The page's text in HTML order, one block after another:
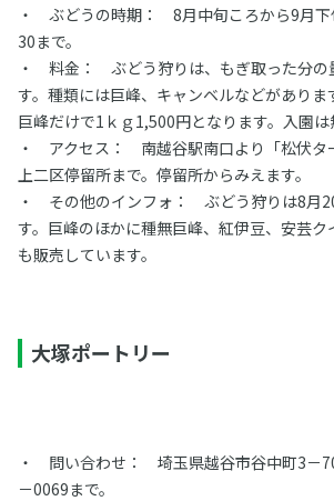
・ ぶどうの時期： 8月中旬ころから9月下
30まで。
・ 料金： ぶどう狩りは、もぎ取った分の
す。種類には巨峰、キャンベルなどがあり
巨峰だけで1ｋｇ1,500円となります。入園は
・ アクセス： 南越谷駅南口より「松伏タ
上二区停留所まで。停留所からみえます。
・ その他のインフォ： ぶどう狩りは8月
す。巨峰のほかに種無巨峰、紅伊豆、安芸ク
も販売しています。
大塚ポートリー
・ 問い合わせ： 埼玉県越谷市谷中町3－
－0069まで。